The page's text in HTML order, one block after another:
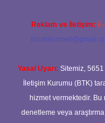
Reklam ve İletişim:
Yasal Uyarı: Sitemiz,
İletişim Kurumu (BTK)
hizmet vermektedir.
denetleme veya